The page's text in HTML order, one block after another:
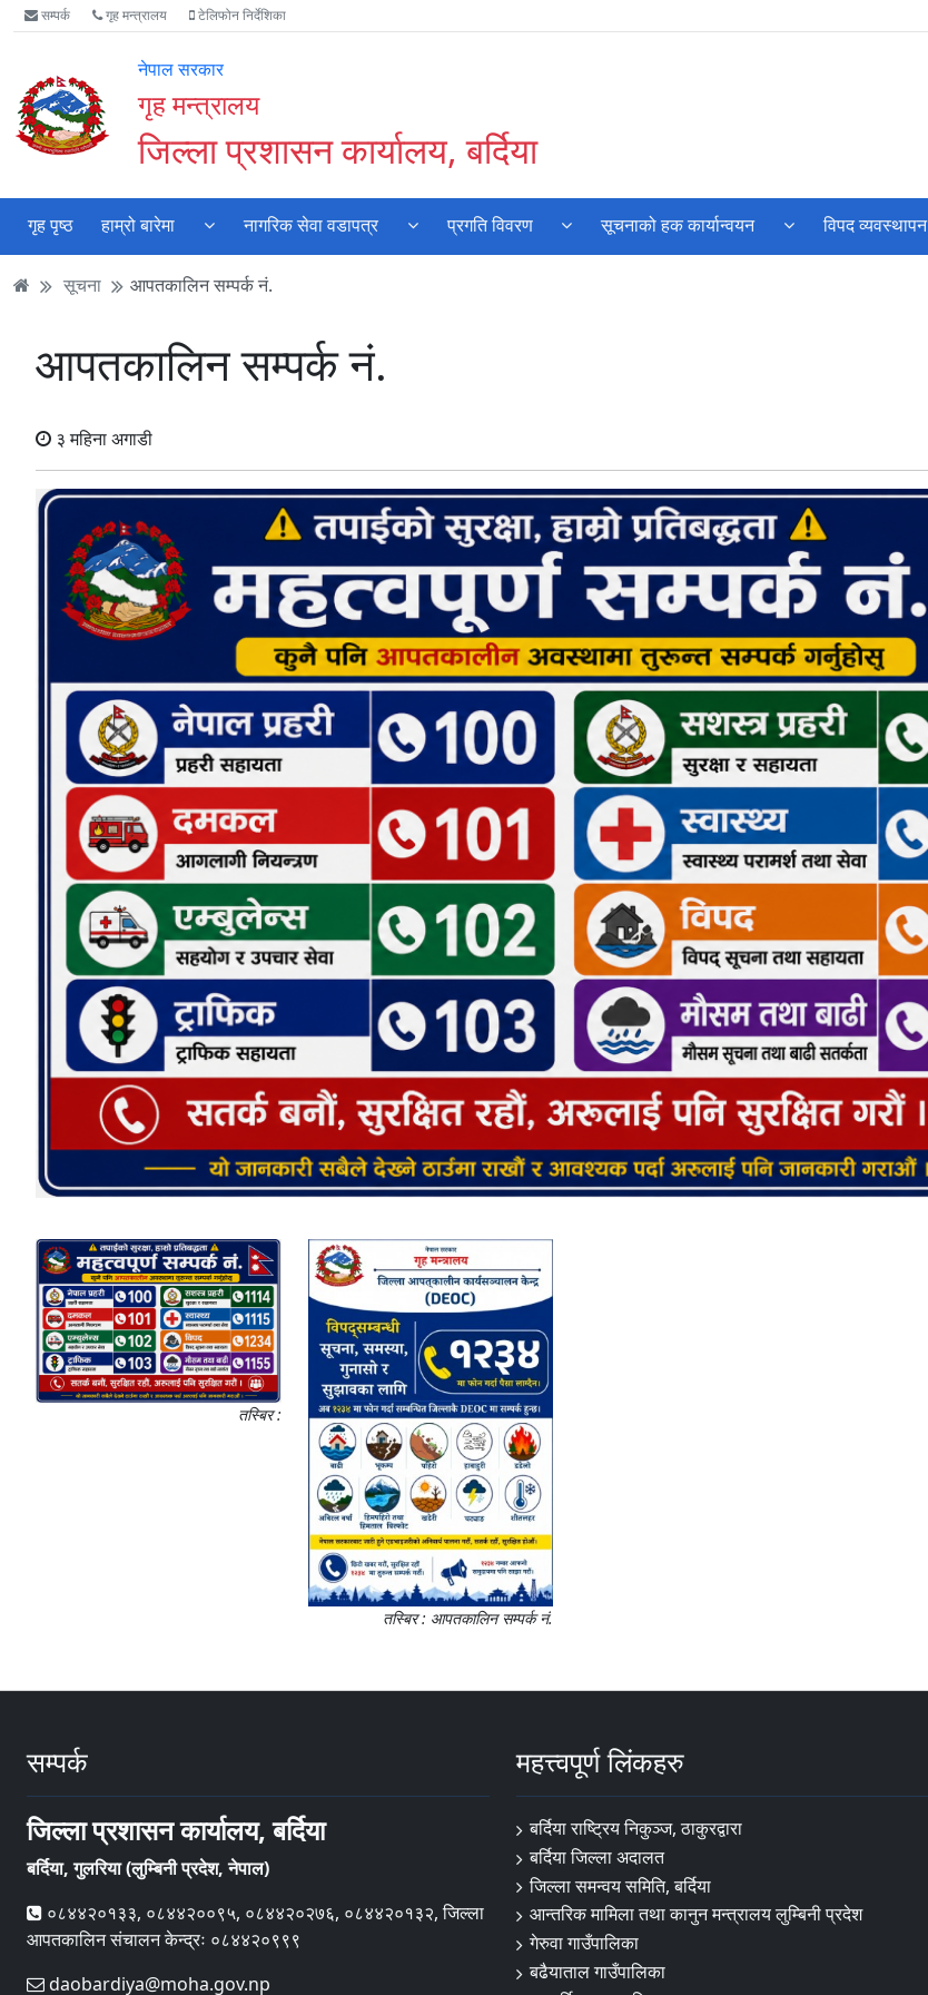
Accessibility
Mode
गर्नुहोस्
मुख्य
सामाग्री
मुख्य
नेभिगेसन
वेबसाइट
खोजमा
सम्पर्क गृह मन्त्रालय टेलिफोन निर्देशिका
नेपाल सरकार
गृह मन्त्रालय
जिल्ला प्रशासन कार्यालय, बर्दिया
गृह पृष्ठ हाम्रो बारेमा नागरिक सेवा वडापत्र प्रगति विवरण सूचनाको हक कार्यान्वयन विपद व्यवस्थापन
सूचना आपतकालिन सम्पर्क नं.
आपतकालिन सम्पर्क नं.
३ महिना अगाडी
तस्बिर :
तस्बिर : आपतकालिन सम्पर्क नं.
सम्पर्क
जिल्ला प्रशासन कार्यालय, बर्दिया
बर्दिया, गुलरिया (लुम्बिनी प्रदेश, नेपाल)
०८४४२०१३३, ०८४४२००९५, ०८४४२०२७६, ०८४४२०१३२, जिल्ला
आपतकालिन संचालन केन्द्रः ०८४४२०९९९
daobardiya@moha.gov.np
महत्त्वपूर्ण लिंकहरु
बर्दिया राष्ट्रिय निकुञ्ज, ठाकुरद्वारा
बर्दिया जिल्ला अदालत
जिल्ला समन्वय समिति, बर्दिया
आन्तरिक मामिला तथा कानुन मन्त्रालय लुम्बिनी प्रदेश
गेरुवा गाउँपालिका
बढैयाताल गाउँपालिका